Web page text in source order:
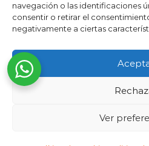
navegación o las identificaciones
consentir o retirar el
negativamente a ciertas
Ver
★★★★★
La verdad es que fue una
día. ¡Estoy muy satisfecha con la
servicio!
Desarrollado por